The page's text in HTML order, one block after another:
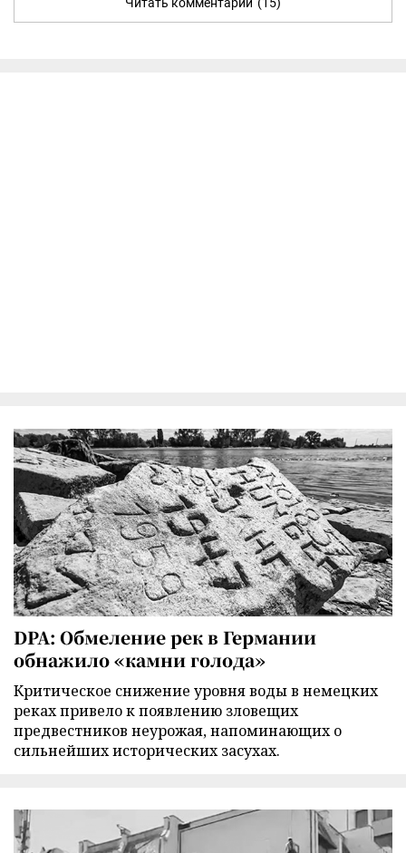
DPA: Обмеление рек в Германии
обнажило «камни голода»
Критическое снижение уровня воды в немецких
реках привело к появлению зловещих
предвестников неурожая, напоминающих о
сильнейших исторических засухах.